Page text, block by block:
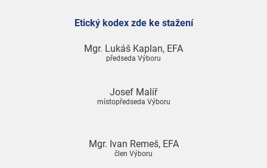
Etický kodex zde ke stažení
Mgr. Lukáš Kaplan, EFA
předseda Výboru
Josef Malíř
místopředseda Výboru
Mgr. Ivan Remeš, EFA
člen Výboru